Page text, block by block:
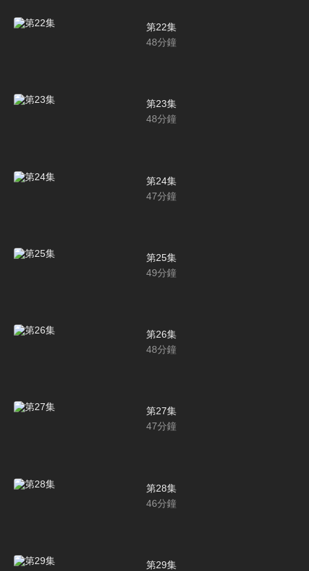
第22集
48分鐘
第23集
48分鐘
第24集
47分鐘
第25集
49分鐘
第26集
48分鐘
第27集
47分鐘
第28集
46分鐘
第29集